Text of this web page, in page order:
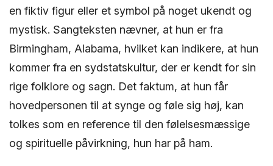
en fiktiv figur eller et symbol på noget ukendt og
mystisk. Sangteksten nævner, at hun er fra
Birmingham, Alabama, hvilket kan indikere, at hun
kommer fra en sydstatskultur, der er kendt for sin
rige folklore og sagn. Det faktum, at hun får
hovedpersonen til at synge og føle sig høj, kan
tolkes som en reference til den følelsesmæssige
og spirituelle påvirkning, hun har på ham.